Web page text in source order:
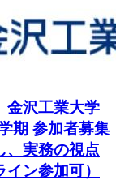
金沢工業大学
期 参加者募集
、実務の視点
ン参加可）